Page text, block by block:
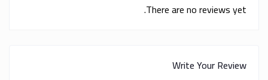
There are no reviews yet.
Write Your Review